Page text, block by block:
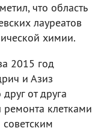
что область
лауреатов
химии.
2015 год
и Азиз
от друга
клетками